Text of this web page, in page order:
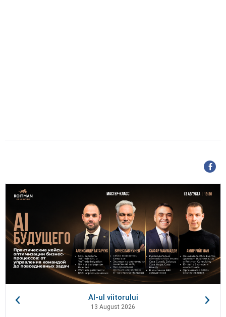
AI-ul viitorului
13 August 2026